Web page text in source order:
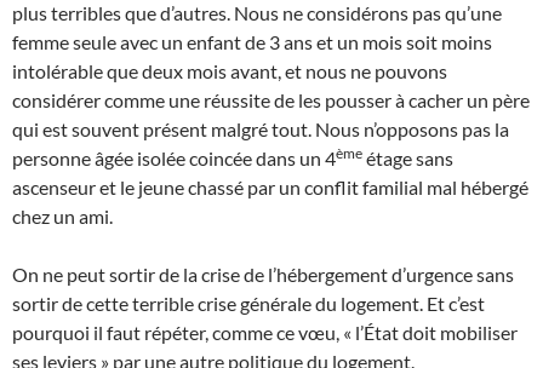
plus terribles que d’autres. Nous ne considérons pas qu’une
femme seule avec un enfant de 3 ans et un mois soit moins
intolérable que deux mois avant, et nous ne pouvons
considérer comme une réussite de les pousser à cacher un père
qui est souvent présent malgré tout. Nous n’opposons pas la
personne âgée isolée coincée dans un 4ème étage sans
ascenseur et le jeune chassé par un conflit familial mal hébergé
chez un ami.
On ne peut sortir de la crise de l’hébergement d’urgence sans
sortir de cette terrible crise générale du logement. Et c’est
pourquoi il faut répéter, comme ce vœu, « l’État doit mobiliser
ses leviers » par une autre politique du logement.